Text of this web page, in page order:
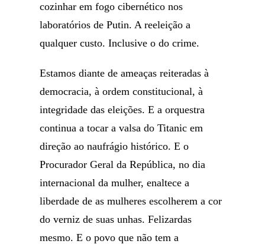
cozinhar em fogo cibernético nos
laboratórios de Putin. A reeleição a
qualquer custo. Inclusive o do crime.
Estamos diante de ameaças reiteradas à
democracia, à ordem constitucional, à
integridade das eleições. E a orquestra
continua a tocar a valsa do Titanic em
direção ao naufrágio histórico. E o
Procurador Geral da República, no dia
internacional da mulher, enaltece a
liberdade de as mulheres escolherem a cor
do verniz de suas unhas. Felizardas
mesmo. E o povo que não tem a